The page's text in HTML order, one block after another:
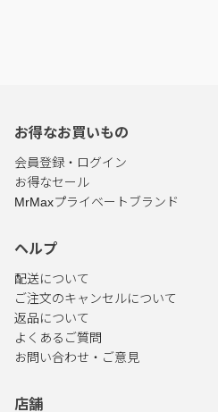
お得なお買いもの
会員登録・ログイン
お得なセール
MrMaxプライベートブランド
ヘルプ
配送について
ご注文のキャンセルについて
返品について
よくあるご質問
お問い合わせ・ご意見
店舗